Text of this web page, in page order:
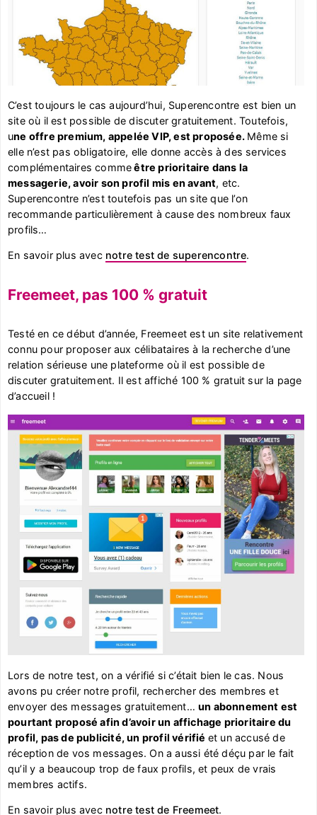
C’est toujours le cas aujourd’hui, Superencontre est bien un
site où il est possible de discuter gratuitement. Toutefois,
une offre premium, appelée VIP, est proposée. Même si
elle n’est pas obligatoire, elle donne accès à des services
complémentaires commeêtre prioritaire dans la
messagerie, avoir son profil mis en avant, etc.
Superencontre n’est toutefois pas un site que l’on
recommande particulièrement à cause des nombreux faux
profils…
En savoir plus avec notre test de superencontre.
Freemeet, pas 100 % gratuit
Testé en ce début d’année, Freemeet est un site relativement
connu pour proposer aux célibataires à la recherche d’une
relation sérieuse une plateforme où il est possible de
discuter gratuitement. Il est affiché 100 % gratuit sur la page
d’accueil !
Lors de notre test, on a vérifié si c’était bien le cas. Nous
avons pu créer notre profil, rechercher des membres et
envoyer des messages gratuitement… un abonnement est
pourtant proposé afin d’avoir un affichage prioritaire du
profil, pas de publicité, un profil vérifié et un accusé de
réception de vos messages. On a aussi été déçu par le fait
qu’il y a beaucoup trop de faux profils, et peux de vrais
membres actifs.
En savoir plus avec notre test de Freemeet.